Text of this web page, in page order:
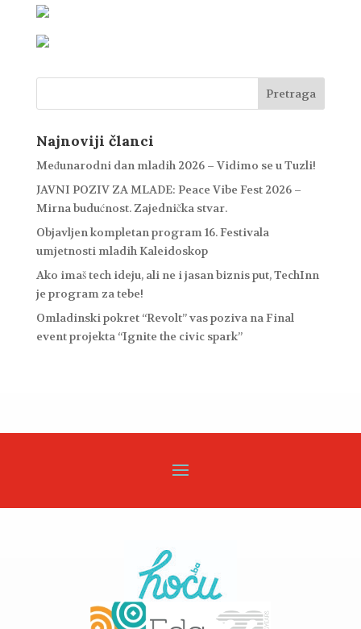
Najnoviji članci
Međunarodni dan mladih 2026 – Vidimo se u Tuzli!
JAVNI POZIV ZA MLADE: Peace Vibe Fest 2026 –
Mirna budućnost. Zajednička stvar.
Objavljen kompletan program 16. Festivala
umjetnosti mladih Kaleidoskop
Ako imaš tech ideju, ali ne i jasan biznis put, TechInn
je program za tebe!
Omladinski pokret “Revolt” vas poziva na Final
event projekta “Ignite the civic spark”